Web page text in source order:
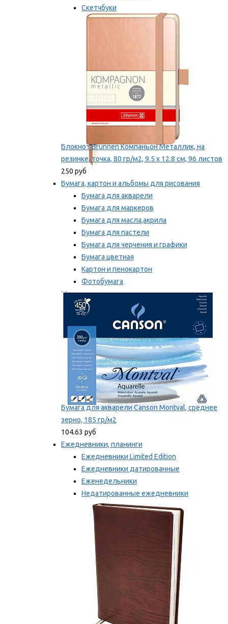
Скетчбуки
Тетради
Блокнот Brunnen Компаньон Металлик, на
резинке, точка, 80 гр/м2, 9.5 х 12.8 см, 96 листов
250 руб
Бумага, картон и альбомы для рисования
Бумага для акварели
Бумага для маркеров
Бумага для масла,акрила
Бумага для пастели
Бумага для черчения и графики
Бумага цветная
Картон и пенокартон
Фотобумага
Мы рекомендуем
Бумага для акварели Canson Montval, среднее
зерно, 185 гр/м2
104.63 руб
Ежедневники, планинги
Ежедневники Limited Edition
Ежедневники датированные
Еженедельники
Недатированные ежедневники
Планинги
Мы рекомендуем